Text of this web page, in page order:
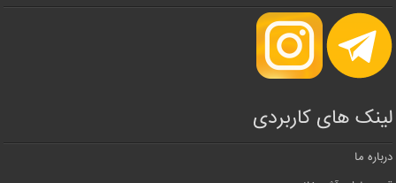
لینک های کاربردی
درباره ما